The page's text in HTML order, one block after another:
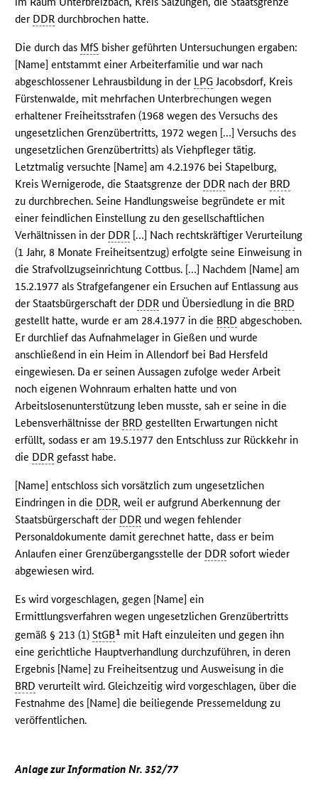
der DDR durchbrochen hatte.
Die durch das MfS bisher geführten Untersuchungen ergaben:
[Name] entstammt einer Arbeiterfamilie und war nach
abgeschlossener Lehrausbildung in der LPG Jacobsdorf, Kreis
Fürstenwalde, mit mehrfachen Unterbrechungen wegen
erhaltener Freiheitsstrafen (1968 wegen des Versuchs des
ungesetzlichen Grenzübertritts, 1972 wegen […] Versuchs des
ungesetzlichen Grenzübertritts) als Viehpfleger tätig.
Letztmalig versuchte [Name] am 4.2.1976 bei Stapelburg,
Kreis Wernigerode, die Staatsgrenze der DDR nach der BRD
zu durchbrechen. Seine Handlungsweise begründete er mit
einer feindlichen Einstellung zu den gesellschaftlichen
Verhältnissen in der DDR […] Nach rechtskräftiger Verurteilung
(1 Jahr, 8 Monate Freiheitsentzug) erfolgte seine Einweisung in
die Strafvollzugseinrichtung Cottbus. […] Nachdem [Name] am
15.2.1977 als Strafgefangener ein Ersuchen auf Entlassung aus
der Staatsbürgerschaft der DDR und Übersiedlung in die BRD
gestellt hatte, wurde er am 28.4.1977 in die BRD abgeschoben.
Er durchlief das Aufnahmelager in Gießen und wurde
anschließend in ein Heim in Allendorf bei Bad Hersfeld
eingewiesen. Da er seinen Aussagen zufolge weder Arbeit
noch eigenen Wohnraum erhalten hatte und von
Arbeitslosenunterstützung leben musste, sah er seine in die
Lebensverhältnisse der BRD gestellten Erwartungen nicht
erfüllt, sodass er am 19.5.1977 den Entschluss zur Rückkehr in
die DDR gefasst habe.
[Name] entschloss sich vorsätzlich zum ungesetzlichen
Eindringen in die DDR, weil er aufgrund Aberkennung der
Staatsbürgerschaft der DDR und wegen fehlender
Personaldokumente damit gerechnet hatte, dass er beim
Anlaufen einer Grenzübergangsstelle der DDR sofort wieder
abgewiesen wird.
Es wird vorgeschlagen, gegen [Name] ein
Ermittlungsverfahren wegen ungesetzlichen Grenzübertritts
gemäß § 213 (1)StGB1 mit Haft einzuleiten und gegen ihn
eine gerichtliche Hauptverhandlung durchzuführen, in deren
Ergebnis [Name] zu Freiheitsentzug und Ausweisung in die
BRD verurteilt wird. Gleichzeitig wird vorgeschlagen, über die
Festnahme des [Name] die beiliegende Pressemeldung zu
veröffentlichen.
Anlage zur Information Nr. 352/77